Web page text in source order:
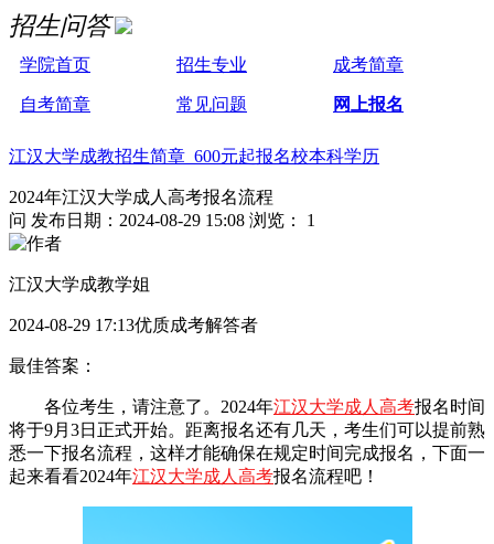
招生问答
学院首页 招生专业 成考简章
自考简章 常见问题 网上报名
江汉大学成教招生简章 600元起报名校本科学历
2024年江汉大学成人高考报名流程
问 发布日期：2024-08-29 15:08 浏览： 1
江汉大学成教学姐
2024-08-29 17:13优质成考解答者
最佳答案：
各位考生，请注意了。2024年江汉大学成人高考报名时间
将于9月3日正式开始。距离报名还有几天，考生们可以提前熟
悉一下报名流程，这样才能确保在规定时间完成报名，下面一
起来看看2024年江汉大学成人高考报名流程吧！